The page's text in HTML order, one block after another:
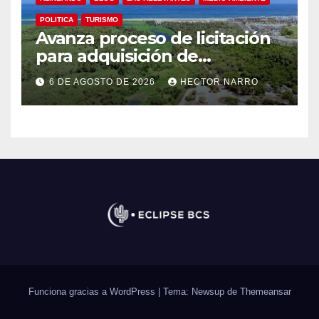
POLITICA TURISMO
Avanza proceso de licitación
para adquisición de
maquinaria del Plan de
Regeneración del Estero
Josefino
6 DE AGOSTO DE 2026 HECTOR NARRO
Funciona gracias a WordPress | Tema: Newsup de Themeansar